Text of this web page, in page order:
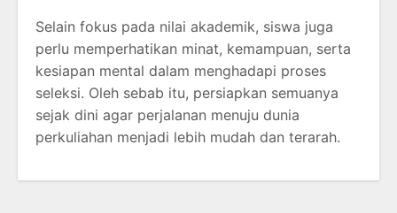
Selain fokus pada nilai akademik, siswa juga
perlu memperhatikan minat, kemampuan, serta
kesiapan mental dalam menghadapi proses
seleksi. Oleh sebab itu, persiapkan semuanya
sejak dini agar perjalanan menuju dunia
perkuliahan menjadi lebih mudah dan terarah.